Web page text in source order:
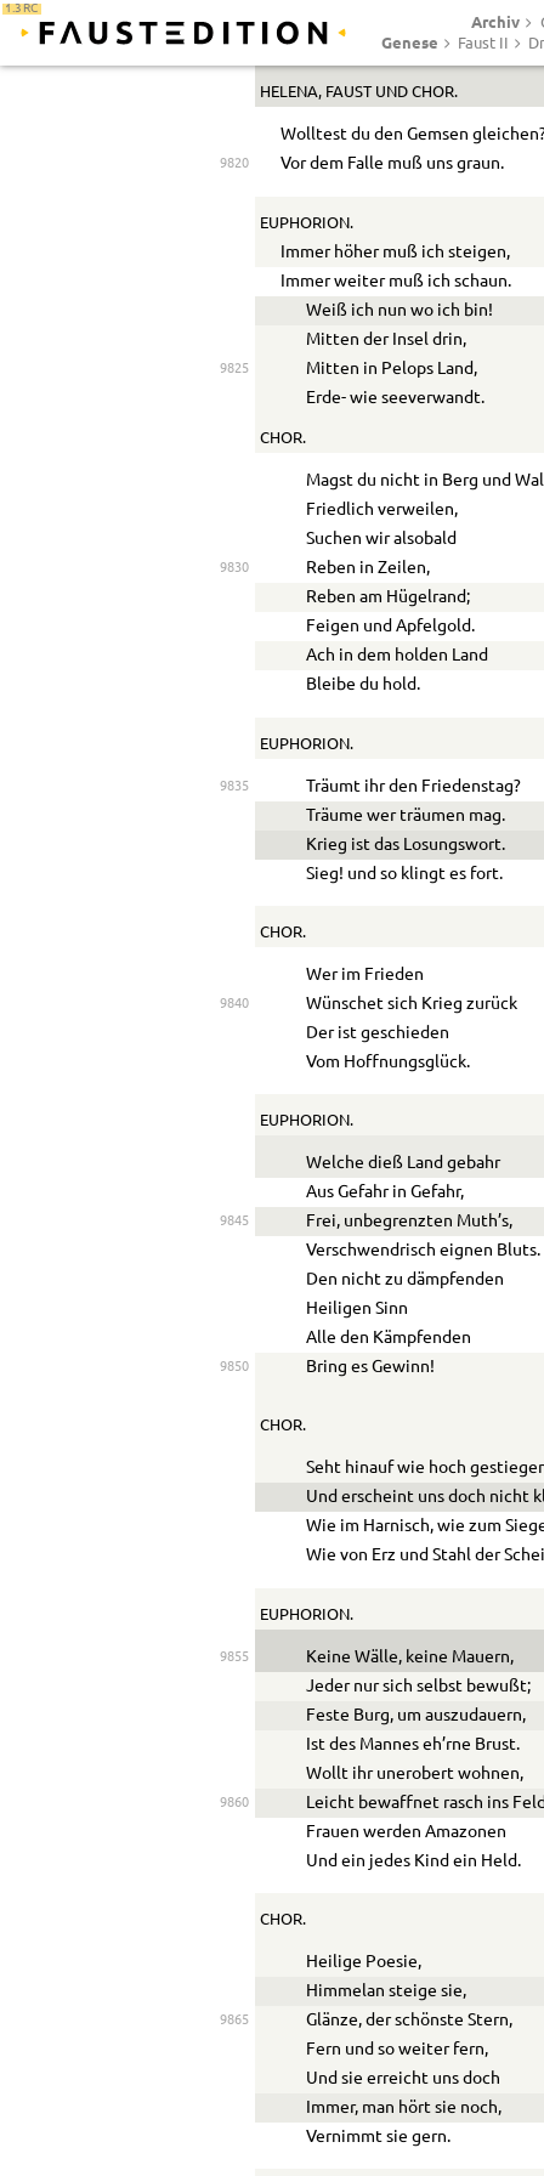
1.3 RC
Archiv
Genese Faust II
Nah wär ich gern.
(er springt immer höher Fels auf)
HELENA, FAUST UND CHOR.
Wolltest du den Gemsen
9820 Vor dem Falle muß uns graun.
EUPHORION.
Immer höher muß ich steigen,
Immer weiter muß ich schaun.
Weiß ich nun wo ich bin!
Mitten der Insel drin,
9825
Mitten in Pelops Land,
Erde- wie seeverwandt.
CHOR.
Magst du nicht in Berg und
Friedlich verweilen,
Suchen wir alsobald
9830
Reben in Zeilen,
Reben am Hügelrand;
Feigen und Apfelgold.
Ach in dem holden Land
Bleibe du hold.
EUPHORION.
9835
Träumt ihr den Friedenstag?
Träume wer träumen mag.
Krieg ist das Losungswort.
Sieg! und so klingt es fort.
CHOR.
Wer im Frieden
9840
Wünschet sich Krieg zurück
Der ist geschieden
Vom Hoffnungsglück.
EUPHORION.
Welche dieß Land gebahr
Aus Gefahr in Gefahr,
9845
Frei, unbegrenzten Muth’s,
Verschwendrisch eignen Bluts.
Den nicht zu dämpfenden
Heiligen Sinn
Alle den Kämpfenden
9850 Bring es Gewinn!
CHOR.
Seht hinauf wie hoch
Und erscheint uns doch nicht
Wie im Harnisch, wie zum
Wie von Erz und Stahl der
EUPHORION.
9855
Keine Wälle, keine Mauern,
Jeder nur sich selbst bewußt;
Feste Burg, um auszudauern,
Ist des Mannes eh’rne Brust.
Wollt ihr unerobert wohnen,
9860
Leicht bewaffnet rasch ins
Frauen werden Amazonen
Und ein jedes Kind ein Held.
CHOR.
Heilige Poesie,
Himmelan steige sie,
9865
Glänze, der schönste Stern,
Fern und so weiter fern,
Und sie erreicht uns doch
Immer, man hört sie noch,
Vernimmt sie gern.